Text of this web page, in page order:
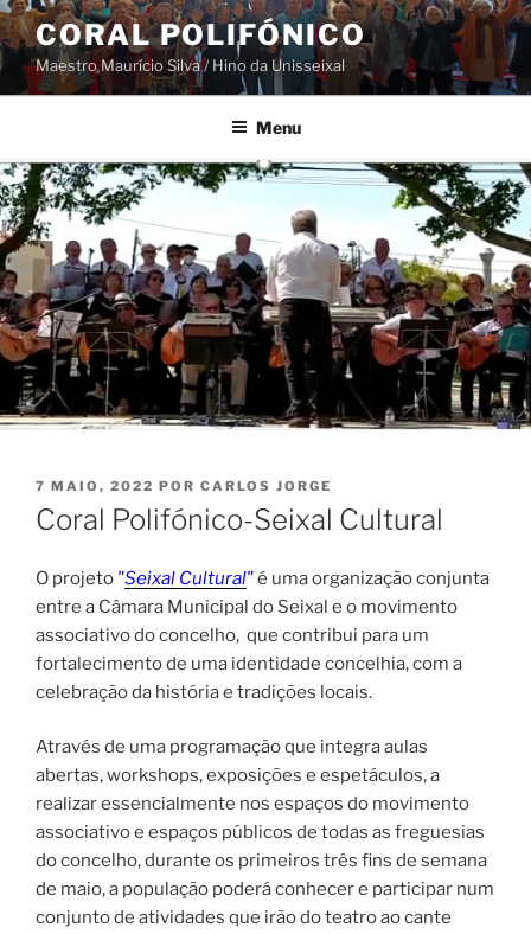
Saltar
para
o
conteúdo
CORAL POLIFÓNICO
Maestro Maurício Silva / Hino da Unisseixal
Menu
PUBLICADO
EM
7 MAIO, 2022 POR CARLOS JORGE
Coral Polifónico-Seixal Cultural
O projeto "Seixal Cultural"é uma organização conjunta
entre a Câmara Municipal do Seixal e o movimento
associativo do concelho, que contribui para um
fortalecimento de uma identidade concelhia, com a
celebração da história e tradições locais.
Através de uma programação que integra aulas
abertas, workshops, exposições e espetáculos, a
realizar essencialmente nos espaços do movimento
associativo e espaços públicos de todas as freguesias
do concelho, durante os primeiros três fins de semana
de maio, a população poderá conhecer e participar num
conjunto de atividades que irão do teatro ao cante